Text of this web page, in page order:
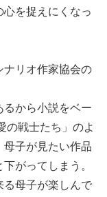
を捉えにくなっ
ナリオ作家協会の
るから小説をベー
の戦士たち」のよ
母子が見たい作品
がってしまう。
る母子が楽しんで